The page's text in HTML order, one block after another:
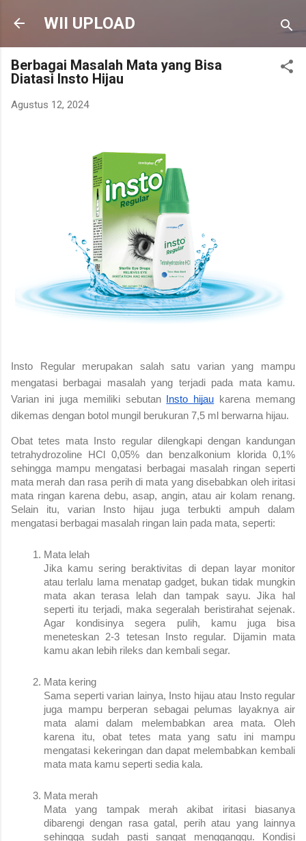
Langsung ke konten utama
WII UPLOAD
Berbagai Masalah Mata yang Bisa
Diatasi Insto Hijau
Agustus 12, 2024
Insto Regular merupakan salah satu varian yang mampu
mengatasi berbagai masalah yang terjadi pada mata kamu.
Varian ini juga memiliki sebutan Insto hijau karena memang
dikemas dengan botol mungil berukuran 7,5 ml berwarna hijau.
Obat tetes mata Insto regular dilengkapi dengan kandungan
tetrahydrozoline HCl 0,05% dan benzalkonium klorida 0,1%
sehingga mampu mengatasi berbagai masalah ringan seperti
mata merah dan rasa perih di mata yang disebabkan oleh iritasi
mata ringan karena debu, asap, angin, atau air kolam renang.
Selain itu, varian Insto hijau juga terbukti ampuh dalam
mengatasi berbagai masalah ringan lain pada mata, seperti:
Mata lelah
Jika kamu sering beraktivitas di depan layar monitor
atau terlalu lama menatap gadget, bukan tidak mungkin
mata akan terasa lelah dan tampak sayu. Jika hal
seperti itu terjadi, maka segeralah beristirahat sejenak.
Agar kondisinya segera pulih, kamu juga bisa
meneteskan 2-3 tetesan Insto regular. Dijamin mata
kamu akan lebih rileks dan kembali segar.
Mata kering
Sama seperti varian lainya, Insto hijau atau Insto regular
juga mampu berperan sebagai pelumas layaknya air
mata alami dalam melembabkan area mata. Oleh
karena itu, obat tetes mata yang satu ini mampu
mengatasi kekeringan dan dapat melembabkan kembali
mata mata kamu seperti sedia kala.
Mata merah
Mata yang tampak merah akibat iritasi biasanya
dibarengi dengan rasa gatal, perih atau yang lainnya
sehingga sudah pasti sangat mengganggu. Kondisi